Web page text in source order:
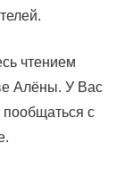
чтением
Алёны. У Вас
пообщаться с